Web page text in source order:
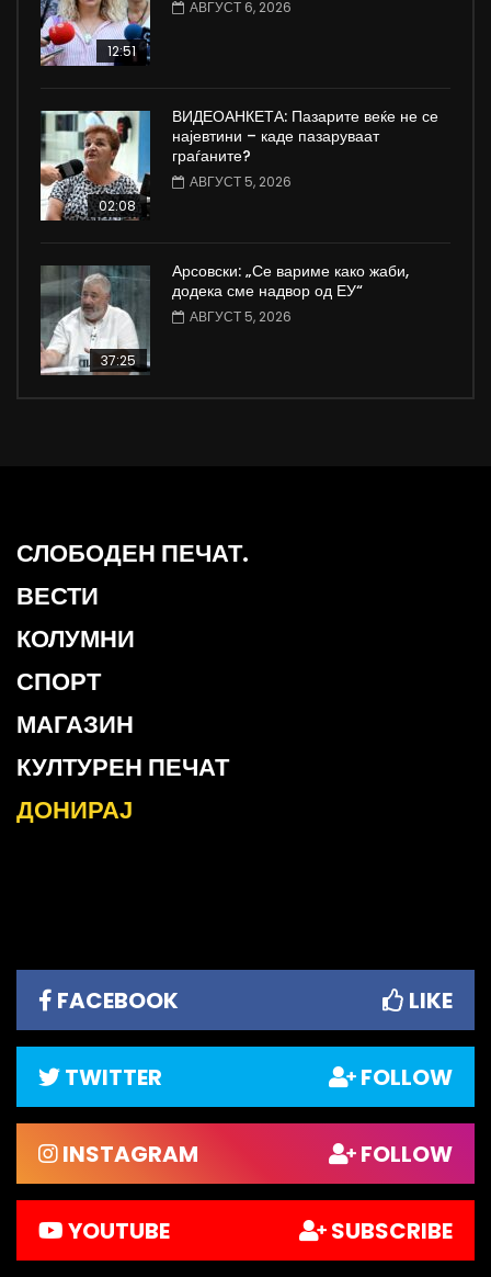
12:51
АВГУСТ 6, 2026
02:08
ВИДЕОАНКЕТА: Пазарите веќе не се
најевтини – каде пазаруваат
граѓаните?
АВГУСТ 5, 2026
37:25
Арсовски: „Се вариме како жаби,
додека сме надвор од ЕУ“
АВГУСТ 5, 2026
СЛОБОДЕН ПЕЧАТ.
ВЕСТИ
КОЛУМНИ
СПОРТ
МАГАЗИН
КУЛТУРЕН ПЕЧАТ
ДОНИРАЈ
FACEBOOK LIKE
TWITTER FOLLOW
INSTAGRAM FOLLOW
YOUTUBE SUBSCRIBE